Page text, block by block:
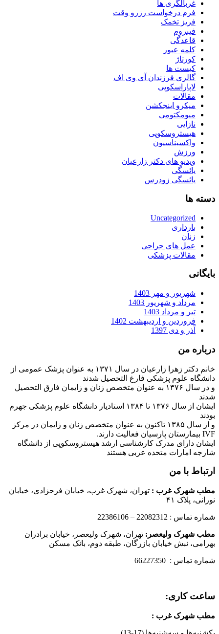
غربالگری ها
فرم درخواست رزرو وقت
فریز تخمک
فیبروم
قاعدگی
کلمه عبور
کورتاژ
کیست ها
گالری فرزندان آی وی اف
لاپاراسکوپی
مقالات
میکرو اینجکشن
میومکتومی
نازایی
هیستروسکوپی
واکسیناسیون
ورزش
ویدیو های دکتر زارعیان
یائسگی
یائسگی زودرس
دسته ها
Uncategorized
بارداری
زنان
عمل های جراحی
مقالات پزشکی
بایگانی
شهریور و مهر 1403
مرداد و شهریور 1403
تیر و مرداد 1403
فروردین و اردیبهشت 1402
آذر و دی 1397
درباره من
خانم دکتر زهرا زارعیان در سال ۱۳۷۱ به عنوان پزشک عمومی از
دانشگاه علوم پزشکی فارغ التحصیل شدند
و در سال ۱۳۷۶ به عنوان متخصص زنان و زایمان فارق التحصیل
شدند
ایشان از سال ۱۳۷۶ تا ۱۳۸۴ استادیار دانشگاه علوم پزشکی جهرم
بودند
و از سال ۱۳۸۵ تاکنون به عنوان متخصص زنان و زایمان در مرکز
IVF بیمارستان پارسیان فعالیت دارند.
ایشان دارای مدرک کارشناسی ارشد هیستروسکوپی از دانشگاه
شارجه امارات متحده عربی هستند
ارتباط با من
مطب شهرک غرب : تهران، شهرک غرب، خیابان فرحزادی، خیابان
نورانی، پلاک ۴۱
شماره تماس : 22082312 – 22386106
مطب شهرک ولیعصر: تهران، شهرک ولیعصر، خیابان برادران
بهرامی، نبش خیابان بازرگان، طبقه دوم، بانک مسکن
شماره تماس : 66227350
ساعت کاری:
مطب شهرک غرب :